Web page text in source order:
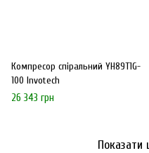
Компресор спіральний YH89T1G-
100 Invotech
26 343 грн
Показати